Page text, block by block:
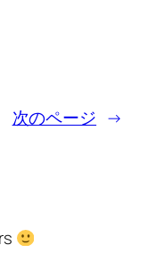
次のページ →